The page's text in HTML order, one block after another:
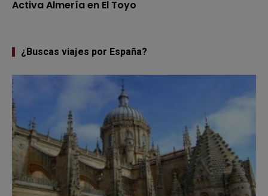
Activa Almería en El Toyo
¿Buscas viajes por España?